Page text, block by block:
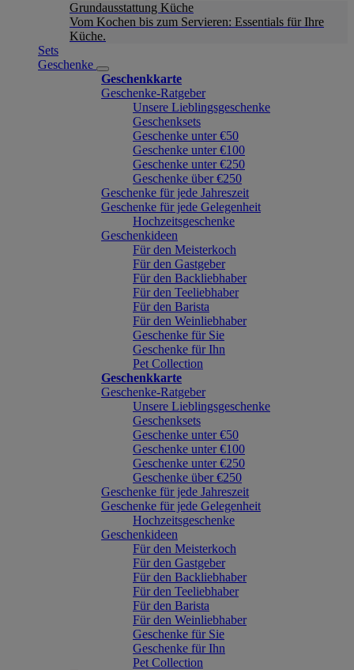
Grundausstattung Küche
Vom Kochen bis zum Servieren: Essentials für Ihre
Küche.
Sets
Geschenke
Geschenkkarte
Geschenke-Ratgeber
Unsere Lieblingsgeschenke
Geschenksets
Geschenke unter €50
Geschenke unter €100
Geschenke unter €250
Geschenke über €250
Geschenke für jede Jahreszeit
Geschenke für jede Gelegenheit
Hochzeitsgeschenke
Geschenkideen
Für den Meisterkoch
Für den Gastgeber
Für den Backliebhaber
Für den Teeliebhaber
Für den Barista
Für den Weinliebhaber
Geschenke für Sie
Geschenke für Ihn
Pet Collection
Geschenkkarte
Geschenke-Ratgeber
Unsere Lieblingsgeschenke
Geschenksets
Geschenke unter €50
Geschenke unter €100
Geschenke unter €250
Geschenke über €250
Geschenke für jede Jahreszeit
Geschenke für jede Gelegenheit
Hochzeitsgeschenke
Geschenkideen
Für den Meisterkoch
Für den Gastgeber
Für den Backliebhaber
Für den Teeliebhaber
Für den Barista
Für den Weinliebhaber
Geschenke für Sie
Geschenke für Ihn
Pet Collection